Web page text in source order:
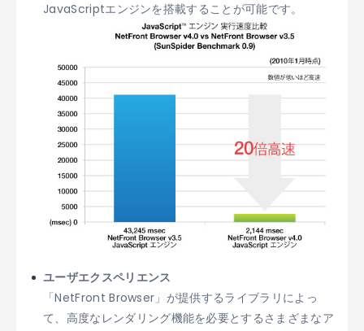
JavaScriptエンジンを搭載することが可能です。
ユーザエクスペリエンス
「NetFront Browser」が提供するライブラリによっ
て、高度なレンダリング機能を必要とするさまざまなア